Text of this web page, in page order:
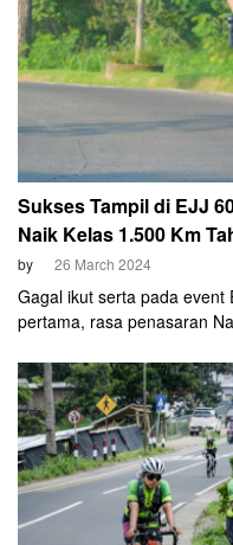
Sukses Tampil di EJJ
Naik Kelas 1.500 Km
by 26 March 2024
Gagal ikut serta pada event
pertama, rasa penasaran
turun di kategori 600 Km